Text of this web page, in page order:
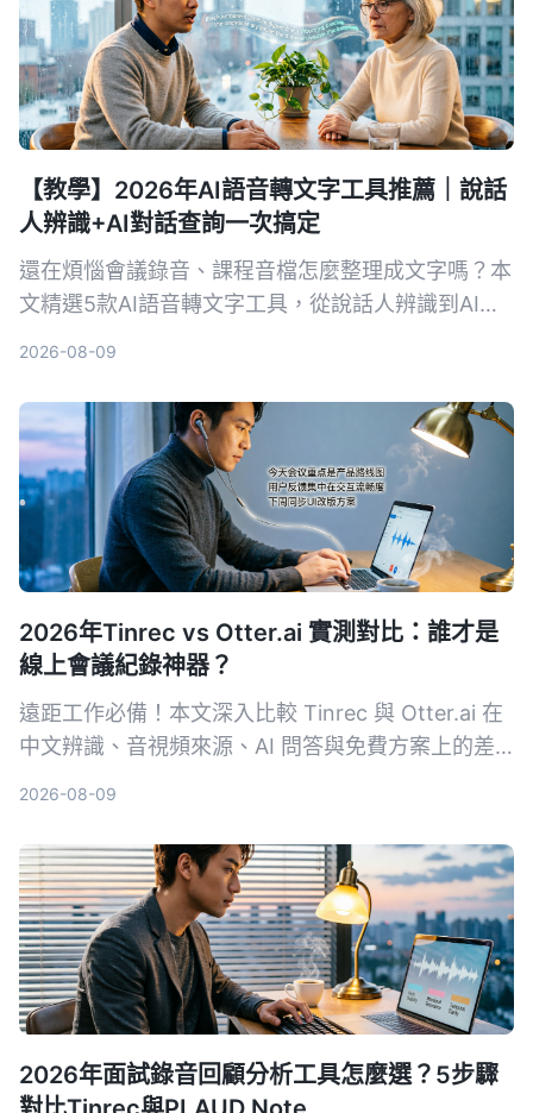
【教學】2026年AI語音轉文字工具推薦｜說話
人辨識+AI對話查詢一次搞定
還在煩惱會議錄音、課程音檔怎麼整理成文字嗎？本
文精選5款AI語音轉文字工具，從說話人辨識到AI對
2026-08-09
2026年Tinrec vs Otter.ai 實測對比：誰才是
線上會議紀錄神器？
遠距工作必備！本文深入比較 Tinrec 與 Otter.ai 在
中文辨識、音視頻來源、AI 問答與免費方案上的差
2026-08-09
2026年面試錄音回顧分析工具怎麼選？5步驟